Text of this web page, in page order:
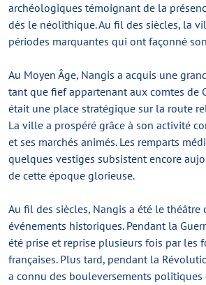
archéologiques témoignant de la
dès le néolithique. Au fil des siècles, la
périodes marquantes qui ont façonné
Au Moyen Âge, Nangis a acquis une
tant que fief appartenant aux comtes de
était une place stratégique sur la route
La ville a prospéré grâce à son activité
et ses marchés animés. Les remparts
quelques vestiges subsistent encore
de cette époque glorieuse.
Au fil des siècles, Nangis a été le théâtre
événements historiques. Pendant la
été prise et reprise plusieurs fois par les
françaises. Plus tard, pendant la
a connu des bouleversements politiques